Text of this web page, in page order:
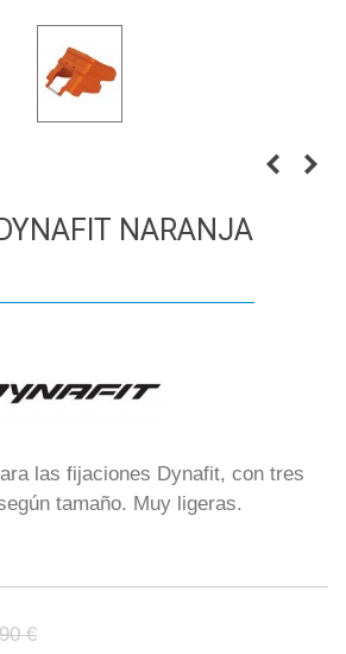
NARANJA
las fijaciones Dynafit, con tres
tamaño. Muy ligeras.
€